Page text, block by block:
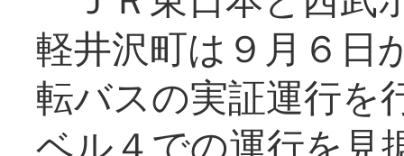
軽井沢町は９月６日
転バスの実証運行を
ベル４での運行を見